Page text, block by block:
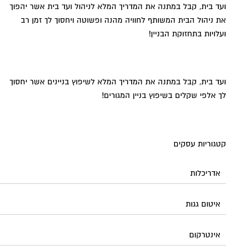
בית, קבל במתנה את המדריך המלא לניהול ועד בית אשר יהפוך
ניהול הבית המשותף לחוויה מהנה ופשוטה ויחסוך לך זמן רב
בתחזוקת הבניין!
בית, קבל במתנה את המדריך המלא לשיפוץ בניינים אשר יחסוך
אלפי שקלים בשיפוץ בניין המגורים!
עסקים
אדריכלות
איטום גגות
אינטרקום